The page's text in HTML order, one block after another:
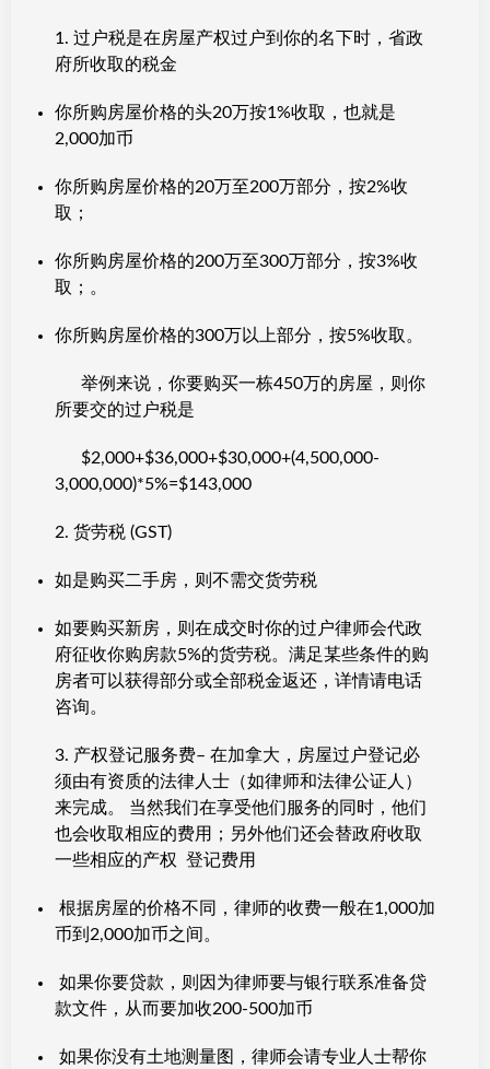
1. 过户税是在房屋产权过户到你的名下时，省政
府所收取的税金
你所购房屋价格的头20万按1%收取，也就是
2,000加币
你所购房屋价格的20万至200万部分，按2%收
取；
你所购房屋价格的200万至300万部分，按3%收
取；。
你所购房屋价格的300万以上部分，按5%收取。
举例来说，你要购买一栋450万的房屋，则你
所要交的过户税是
$2,000+$36,000+$30,000+(4,500,000-
3,000,000)*5%=$143,000
2. 货劳税 (GST)
如是购买二手房，则不需交货劳税
如要购买新房，则在成交时你的过户律师会代政
府征收你购房款5%的货劳税。满足某些条件的购
房者可以获得部分或全部税金返还，详情请电话
咨询。
3. 产权登记服务费– 在加拿大，房屋过户登记必
须由有资质的法律人士（如律师和法律公证人）
来完成。 当然我们在享受他们服务的同时，他们
也会收取相应的费用；另外他们还会替政府收取
一些相应的产权 登记费用
根据房屋的价格不同，律师的收费一般在1,000加
币到2,000加币之间。
如果你要贷款，则因为律师要与银行联系准备贷
款文件，从而要加收200-500加币
如果你没有土地测量图，律师会请专业人士帮你